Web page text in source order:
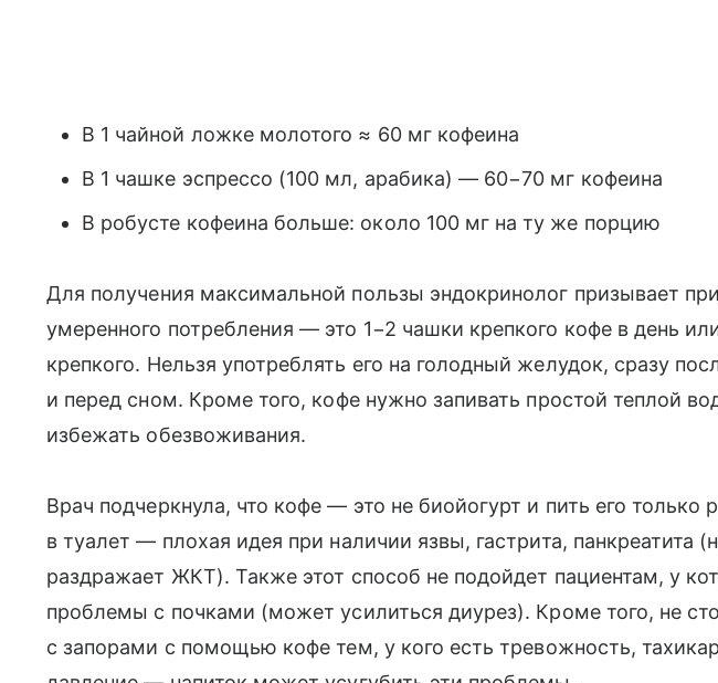
В 1 чайной ложке молотого ≈ 60 мг кофеина
В 1 чашке эспрессо (100 мл, арабика) — 60−70 мг кофеина
В робусте кофеина больше: около 100 мг на ту же порцию
Для получения максимальной пользы эндокринолог призывает
умеренного потребления — это 1−2 чашки крепкого кофе в день
крепкого. Нельзя употреблять его на голодный желудок, сразу
и перед сном. Кроме того, кофе нужно запивать простой теплой
избежать обезвоживания.
Врач подчеркнула, что кофе — это не биойогурт и пить его только
в туалет — плохая идея при наличии язвы, гастрита, панкреатита
раздражает ЖКТ). Также этот способ не подойдет пациентам, у
проблемы с почками (может усилиться диурез). Кроме того, не
с запорами с помощью кофе тем, у кого есть тревожность,